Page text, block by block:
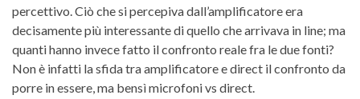
percettivo. Ciò che si percepiva dall’amplificatore era
decisamente più interessante di quello che arrivava in line; ma
quanti hanno invece fatto il confronto reale fra le due fonti?
Non è infatti la sfida tra amplificatore e direct il confronto da
porre in essere, ma bensì microfoni vs direct.